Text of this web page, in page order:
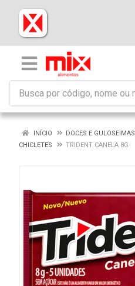
INÍCIO
DOCES E GULOSEIMAS
CHICLETES
TRIDENT CANELA 8G